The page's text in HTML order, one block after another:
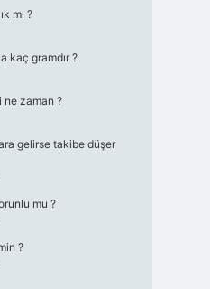
mı ?
kaç gramdır ?
ne zaman ?
gelirse takibe düşer
mu ?
?